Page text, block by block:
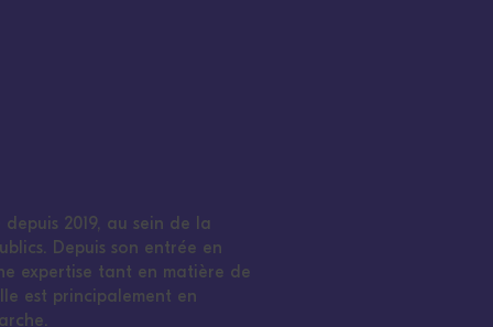
2019, au sein de la
Depuis son entrée en
expertise tant en matière de
est principalement en